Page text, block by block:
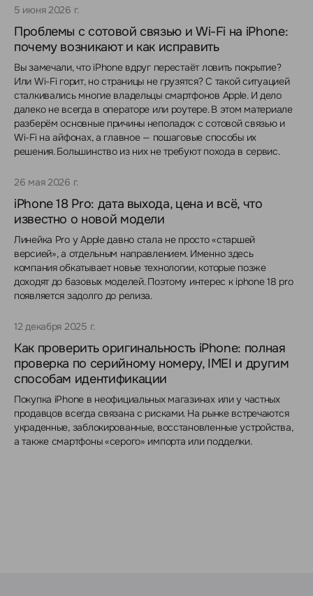
5 июня 2026 г.
Проблемы с сотовой связью и Wi-Fi на iPhone:
почему возникают и как исправить
Вы замечали, что iPhone вдруг перестаёт ловить покрытие?
Или Wi-Fi горит, но страницы не грузятся? С такой ситуацией
сталкивались многие владельцы смартфонов Apple. И дело
далеко не всегда в операторе или роутере. В этом материале
разберём основные причины неполадок с сотовой связью и
Wi-Fi на айфонах, а главное — пошаговые способы их
решения. Большинство из них не требуют похода в сервис.
26 мая 2026 г.
iPhone 18 Pro: дата выхода, цена и всё, что
известно о новой модели
Линейка Pro у Apple давно стала не просто «старшей
версией», а отдельным направлением. Именно здесь
компания обкатывает новые технологии, которые позже
доходят до базовых моделей. Поэтому интерес к iphone 18 pro
появляется задолго до релиза.
12 декабря 2025 г.
Как проверить оригинальность iPhone: полная
проверка по серийному номеру, IMEI и другим
способам идентификации
Покупка iPhone в неофициальных магазинах или у частных
продавцов всегда связана с рисками. На рынке встречаются
украденные, заблокированные, восстановленные устройства,
а также смартфоны «серого» импорта или подделки.